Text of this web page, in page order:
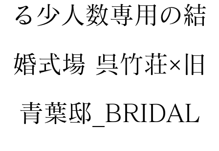
る少人数専用の結
婚式場 呉竹荘×旧
青葉邸_BRIDAL